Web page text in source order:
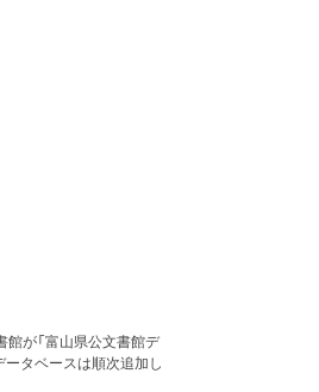
館が「富山県公文書館デ
ータベースは順次追加し